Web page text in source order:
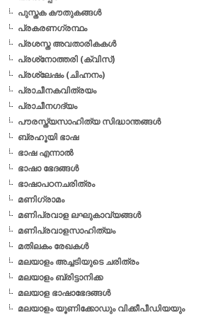
പുസ്തക കൗതുകങ്ങള്‍
പ്രകരണഗ്രന്ഥം
പ്രശസ്ത അവതാരികകള്‍
പ്രശ്‌നോത്തരി (ക്വിസ്)
പ്രശ്ലേഷം (ചിഹ്നനം)
പ്രാചീനകവിത്രയം
പ്രാചീനഗദ്യം
പൗരസ്ത്യസാഹിത്യ സിദ്ധാന്തങ്ങള്‍
ബ്രഹൂയി ഭാഷ
ഭാഷ എന്നാല്‍
ഭാഷാ ഭേദങ്ങള്‍
ഭാഷാപഠനചരിത്രം
മണിഗ്രാമം
മണിപ്രവാള ലഘുകാവ്യങ്ങള്‍
മണിപ്രവാളസാഹിത്യം
മതിലകം രേഖകള്‍
മലയാളം അച്ചടിയുടെ ചരിത്രം
മലയാളം ബ്രിട്ടാനിക്ക
മലയാള ഭാഷാഭേദങ്ങള്‍
മലയാളം യൂണിക്കോഡും വിക്കീപീഡിയയും